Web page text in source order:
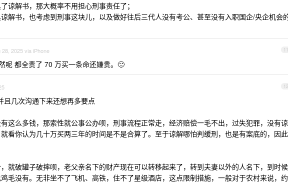
谅解书，那大概率不用担心刑事责任了；
解书，也考虑到刑事这块儿，以及做好往后三代人没有考公、甚至没有入职国企/央企机会
11
28, 2025 via iPhone
呢 都全责了 70 万买一条命还嫌贵。🙂
12
且几次沟通下来还想再多要点
这么多钱，那索性就公事公办呗，刑事流程正常走，经济赔偿一毛不出，过失犯罪，没有谅
看你认为几十万买两三年的时间是不是合算了。至于谅解哪怕判缓刑，也是有案底的，因此
就破罐子破摔呗，老父亲名下的财产现在可以转移起来了，转到夫妻以外的人名下，到时候
毛没有。无非坐不了飞机、高铁，住不了星级酒店，这点限制措施，一般对于农村来说，约